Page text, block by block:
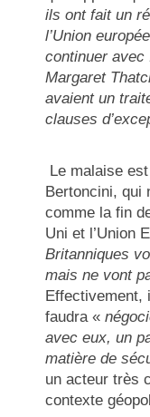
ils ont fait un
l’Union
continuer
Margaret
avaient un
clauses
Le malaise
Bertoncini, qui
comme la fin
Uni et l’Union
Britanniques
mais ne vont
Effectivement,
faudra «
avec eux, un
matière de
un acteur très
contexte